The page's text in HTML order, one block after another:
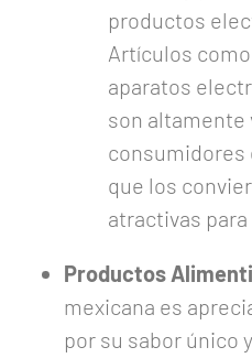
productos
Artículos
aparatos
son altamente
consumidores
que los
atractivas
Productos
mexicana es
por su sabor único